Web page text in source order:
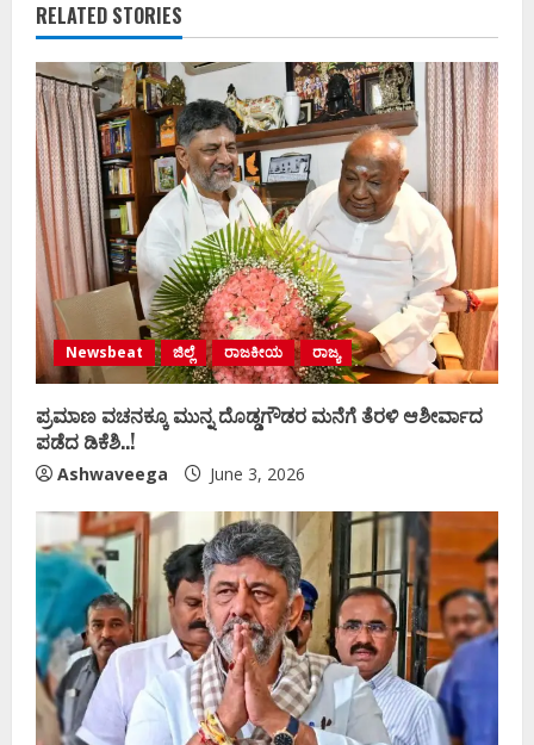
RELATED STORIES
Newsbeat ಜಿಲ್ಲೆ ರಾಜಕೀಯ ರಾಜ್ಯ
ಪ್ರಮಾಣ ವಚನಕ್ಕೂ ಮುನ್ನ ದೊಡ್ಡಗೌಡರ ಮನೆಗೆ ತೆರಳಿ ಆಶೀರ್ವಾದ
ಪಡೆದ ಡಿಕೆಶಿ..!
Ashwaveega June 3, 2026